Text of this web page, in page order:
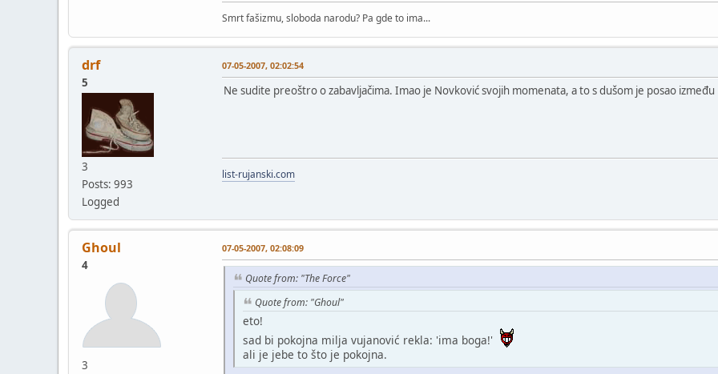
Smrt fašizmu, sloboda narodu? Pa gde to ima...
drf
5
3
Posts: 993
Logged
07-05-2007, 02:02:54
Ne sudite preoštro o zabavljačima. Imao je Novković svojih momenata, a to s dušom je posao između
list-rujanski.com
Ghoul
4
3
07-05-2007, 02:08:09
Quote from: "The Force"
Quote from: "Ghoul"
eto!
sad bi pokojna milja vujanović rekla: 'ima boga!'
ali je jebe to što je pokojna.